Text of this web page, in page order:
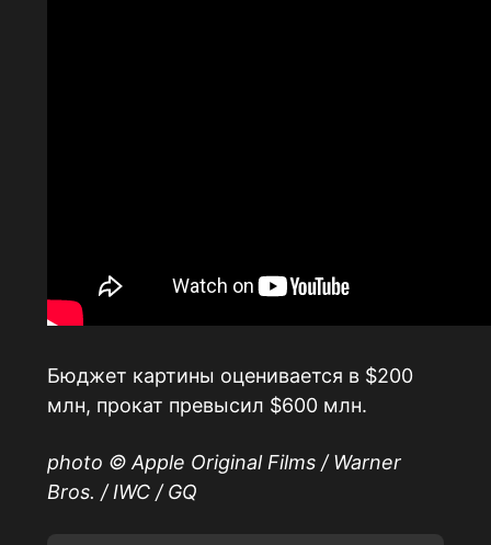
Бюджет картины оценивается в $200
млн, прокат превысил $600 млн.
photo © Apple Original Films / Warner
Bros. / IWC / GQ